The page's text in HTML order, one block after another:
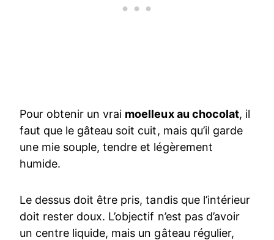
Pour obtenir un vrai moelleux au chocolat, il
faut que le gâteau soit cuit, mais qu’il garde
une mie souple, tendre et légèrement
humide.
Le dessus doit être pris, tandis que l’intérieur
doit rester doux. L’objectif n’est pas d’avoir
un centre liquide, mais un gâteau régulier,